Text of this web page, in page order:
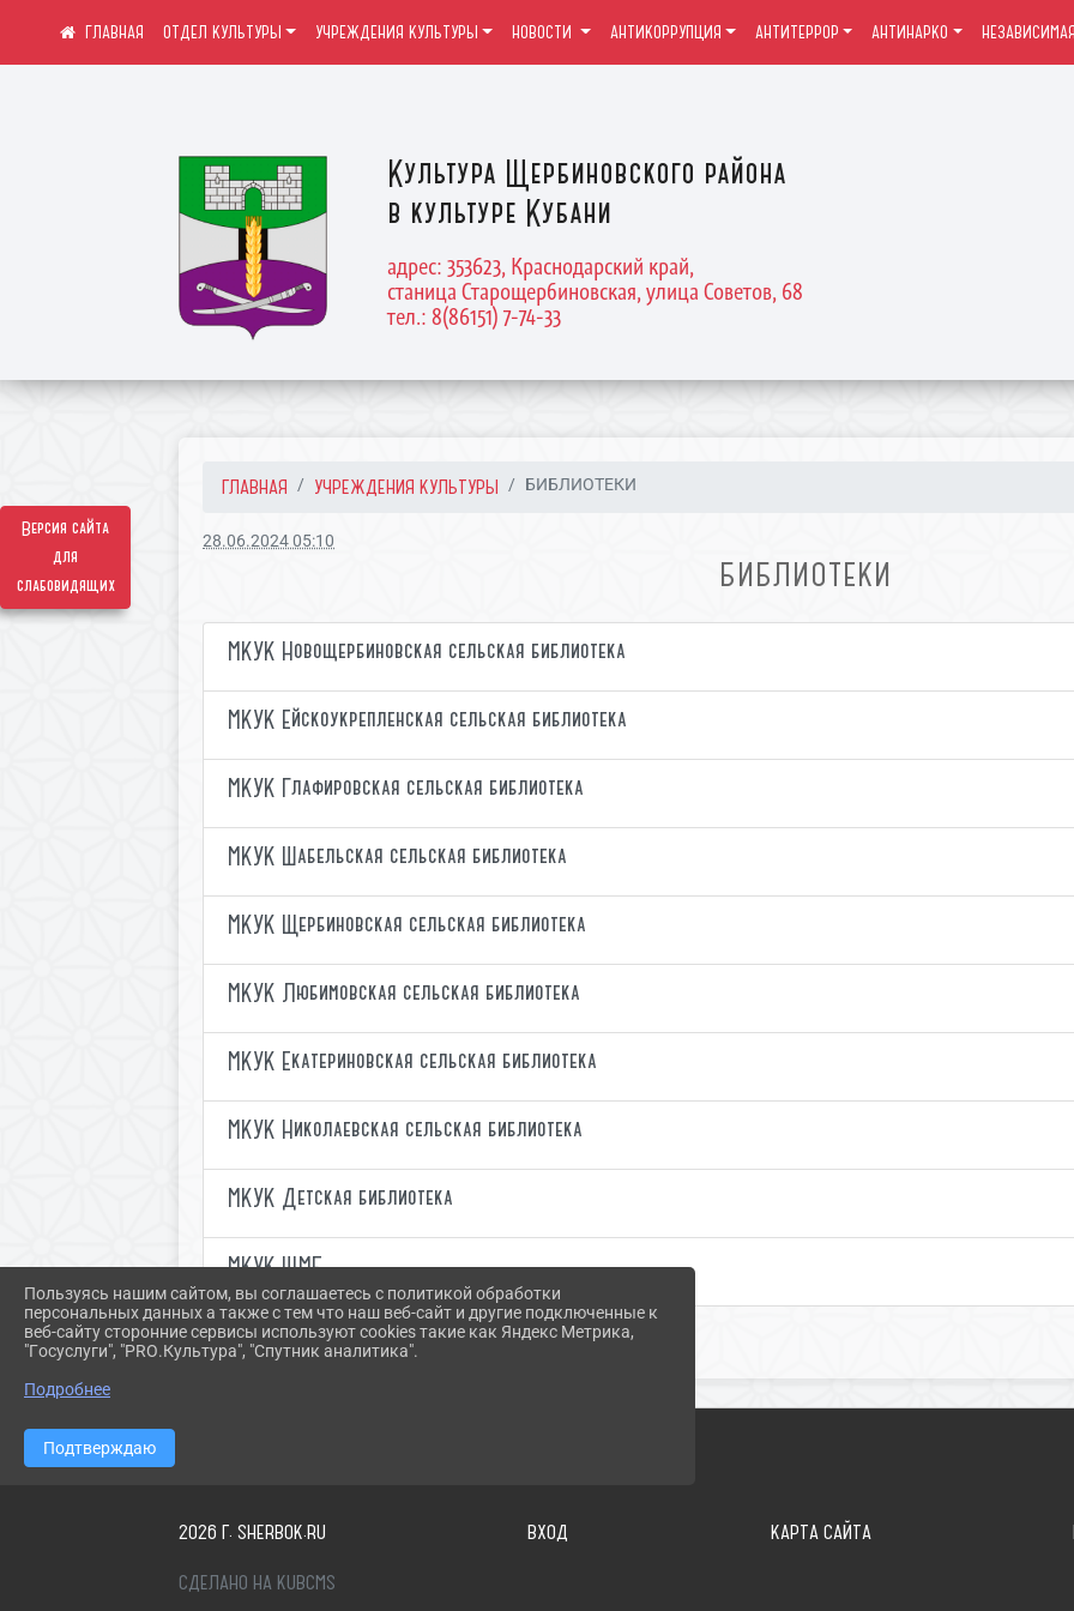
Версия сайта
для
слабовидящих
Культура Щербиновского района
в культуре Кубани
адрес: 353623, Краснодарский край,
станица Старощербиновская, улица Советов, 68
тел.: 8(86151) 7-74-33
ОТДЕЛ КУЛЬТУРЫ УЧРЕЖДЕНИЯ КУЛЬТУРЫ НОВОСТИ АНТИКОРРУПЦИЯ АНТИТЕРРОР АНТИНАРКО
ГЛАВНАЯ УЧРЕЖДЕНИЯ КУЛЬТУРЫ БИБЛИОТЕКИ
28.06.2024 05:10
БИБЛИОТЕКИ
МКУК Новощербиновская сельская библиотека
МКУК Ейскоукрепленская сельская библиотека
МКУК Глафировская сельская библиотека
МКУК Шабельская сельская библиотека
МКУК Щербиновская сельская библиотека
МКУК Любимовская сельская библиотека
МКУК Екатериновская сельская библиотека
МКУК Николаевская сельская библиотека
МКУК Детская библиотека
МКУК ЩМБ
2026 Г. SHERBOK.RU ВХОД КАРТА САЙТА
СДЕЛАНО НА KUBCMS
Пользуясь нашим сайтом, вы соглашаетесь с политикой обработки
персональных данных а также с тем что наш веб-сайт и другие подключенные к
веб-сайту сторонние сервисы используют cookies такие как Яндекс Метрика,
"Госуслуги", "PRO.Культура", "Спутник аналитика".
Подробнее
Подтверждаю